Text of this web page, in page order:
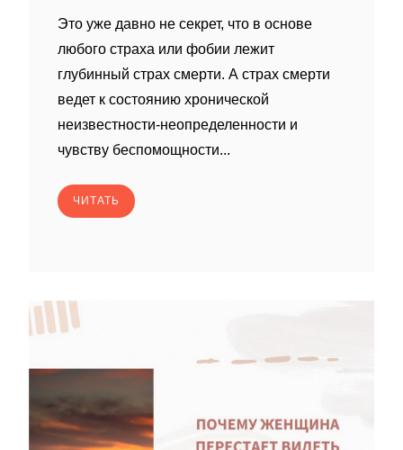
Это уже давно не секрет, что в основе
любого страха или фобии лежит
глубинный страх смерти. А страх смерти
ведет к состоянию хронической
неизвестности-неопределенности и
чувству беспомощности...
ЧИТАТЬ